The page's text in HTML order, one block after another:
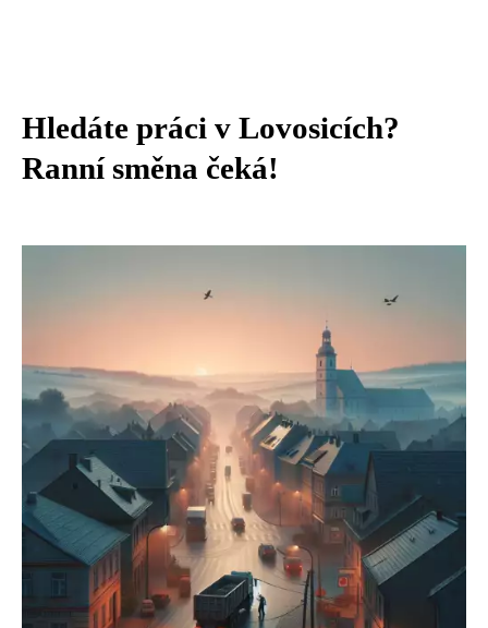
Hledáte práci v Lovosicích?
Ranní směna čeká!